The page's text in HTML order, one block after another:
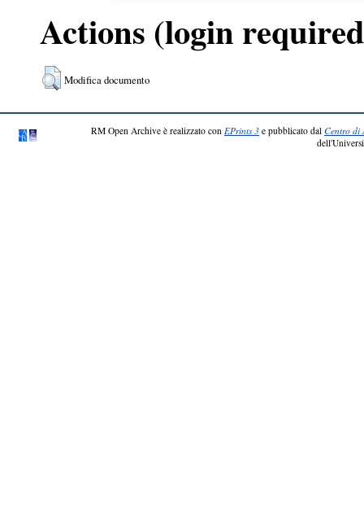
Actions (login
Modifica documento
RM Open Archive è realizzato con EPrints 3 e pubblicato dal Centro di